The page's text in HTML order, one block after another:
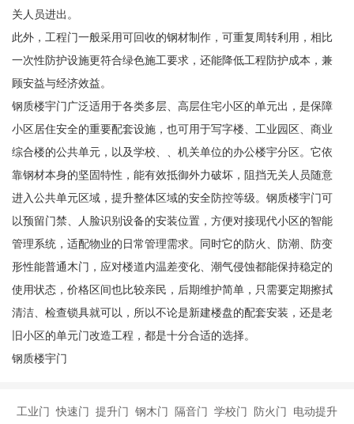
关人员进出。
此外，工程门一般采用可回收的钢材制作，可重复周转利用，相比
一次性防护设施更符合绿色施工要求，还能降低工程防护成本，兼
顾安益与经济效益。
钢质楼宇门广泛适用于各类多层、高层住宅小区的单元出，是保障
小区居住安全的重要配套设施，也可用于写字楼、工业园区、商业
综合楼的公共单元，以及学校、、机关单位的办公楼宇分区。它依
靠钢材本身的坚固特性，能有效抵御外力破坏，阻挡无关人员随意
进入公共单元区域，提升整体区域的安全防控等级。钢质楼宇门可
以预留门禁、人脸识别设备的安装位置，方便对接现代小区的智能
管理系统，适配物业的日常管理需求。同时它的防火、防潮、防变
形性能普通木门，应对楼道内温差变化、潮气侵蚀都能保持稳定的
使用状态，价格区间也比较亲民，后期维护简单，只需要定期擦拭
清洁、检查锁具就可以，所以不论是新建楼盘的配套安装，还是老
旧小区的单元门改造工程，都是十分合适的选择。
钢质楼宇门
工业门 快速门 提升门 钢木门 隔音门 学校门 防火门 电动提升